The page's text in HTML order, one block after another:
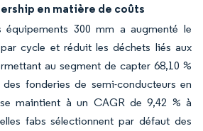
en matière de coûts
équipements 300 mm a augmenté le
cycle et réduit les déchets liés aux
au segment de capter 68,10 %
fonderies de semi-conducteurs en
maintient à un CAGR de 9,42 % à
fabs sélectionnent par défaut des